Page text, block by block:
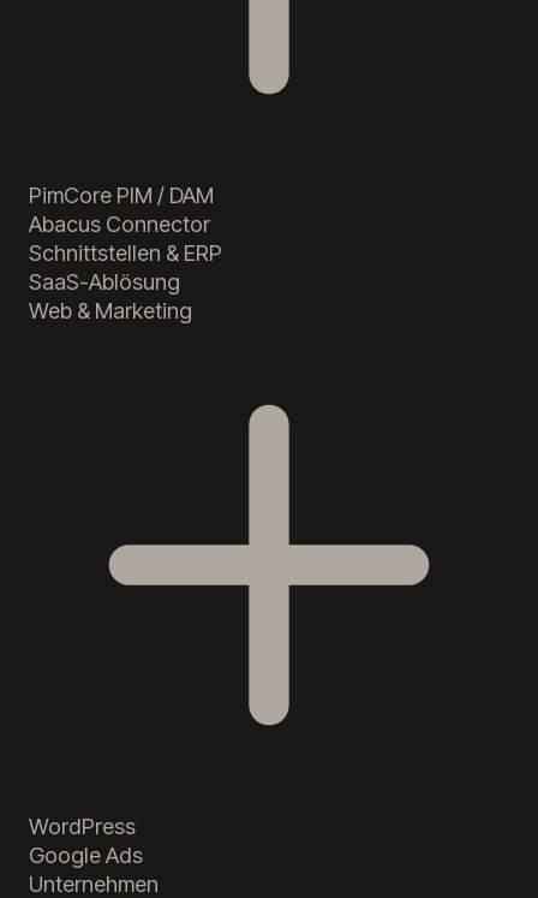
PimCore PIM / DAM
Abacus Connector
Schnittstellen & ERP
SaaS-Ablösung
Web & Marketing
WordPress
Google Ads
Unternehmen